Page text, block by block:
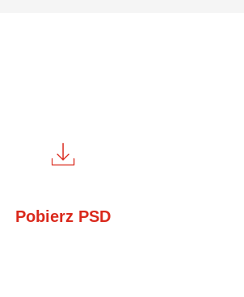
Pobierz PSD